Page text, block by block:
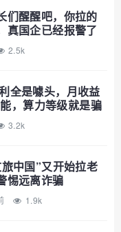
们醒醒吧，你拉的
真国企已经报警了
2.5k
全是噱头，月收益
，算力等级就是骗
3.2k
中国”又开始拉老
惕远离诈骗
1.9k